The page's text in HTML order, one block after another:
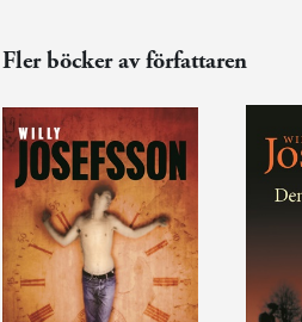
Fler böcker av författaren